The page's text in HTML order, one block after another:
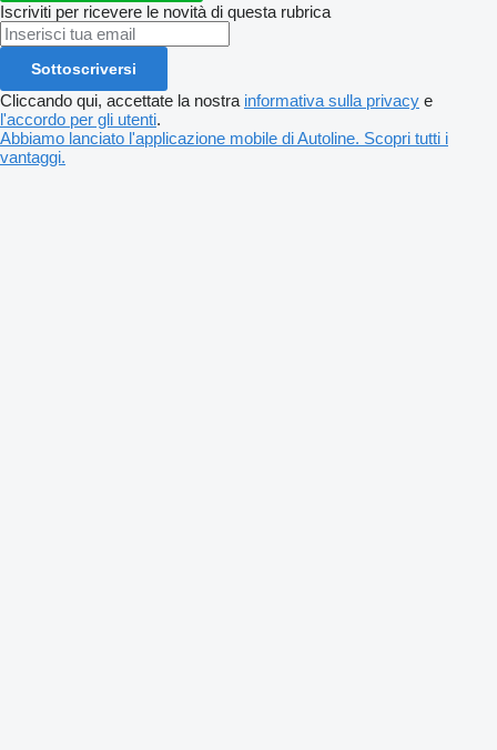
Iscriviti per ricevere le novità di questa rubrica
Sottoscriversi
Cliccando qui, accettate la nostra informativa sulla privacy e
l'accordo per gli utenti.
Abbiamo lanciato l'applicazione mobile di Autoline. Scopri tutti i
vantaggi.